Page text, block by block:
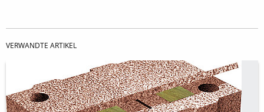
VERWANDTE ARTIKEL